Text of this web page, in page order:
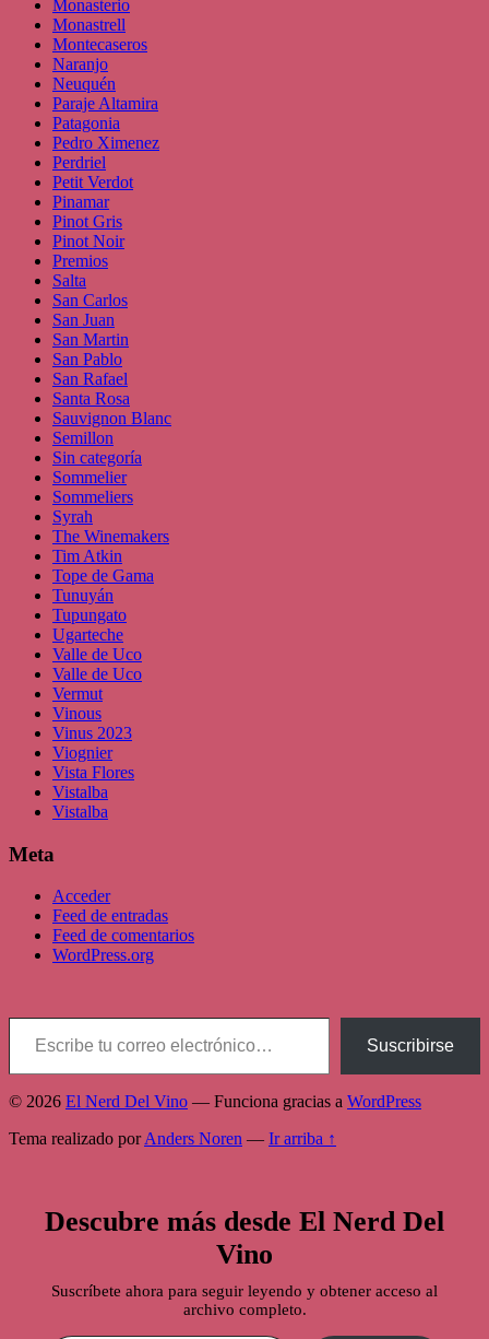
Monasterio
Monastrell
Montecaseros
Naranjo
Neuquén
Paraje Altamira
Patagonia
Pedro Ximenez
Perdriel
Petit Verdot
Pinamar
Pinot Gris
Pinot Noir
Premios
Salta
San Carlos
San Juan
San Martin
San Pablo
San Rafael
Santa Rosa
Sauvignon Blanc
Semillon
Sin categoría
Sommelier
Sommeliers
Syrah
The Winemakers
Tim Atkin
Tope de Gama
Tunuyán
Tupungato
Ugarteche
Valle de Uco
Valle de Uco
Vermut
Vinous
Vinus 2023
Viognier
Vista Flores
Vistalba
Vistalba
Meta
Acceder
Feed de entradas
Feed de comentarios
WordPress.org
Escribe tu correo electrónico…
Suscribirse
© 2026 El Nerd Del Vino — Funciona gracias a WordPress
Tema realizado porAnders Noren — Ir arriba ↑
Descubre más desde El Nerd Del
Vino
Suscríbete ahora para seguir leyendo y obtener acceso al
archivo completo.
Escribe tu correo electrónico…